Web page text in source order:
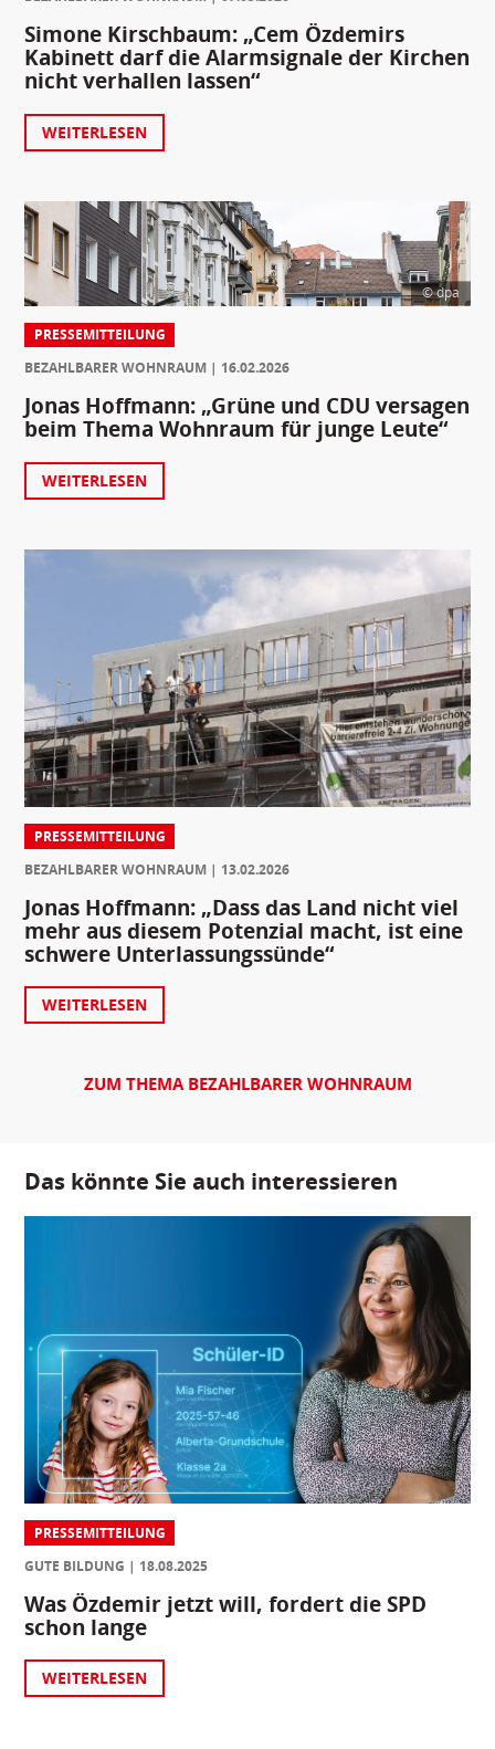
Simone Kirschbaum: „Cem Özdemirs
Kabinett darf die Alarmsignale der Kirchen
nicht verhallen lassen“
WEITERLESEN
© dpa
PRESSEMITTEILUNG
BEZAHLBARER WOHNRAUM
16.02.2026
Jonas Hoffmann: „Grüne und CDU versagen
beim Thema Wohnraum für junge Leute“
WEITERLESEN
PRESSEMITTEILUNG
BEZAHLBARER WOHNRAUM
13.02.2026
Jonas Hoffmann: „Dass das Land nicht viel
mehr aus diesem Potenzial macht, ist eine
schwere Unterlassungssünde“
WEITERLESEN
ZUM THEMA BEZAHLBARER WOHNRAUM
Das könnte Sie auch interessieren
PRESSEMITTEILUNG
GUTE BILDUNG
18.08.2025
Was Özdemir jetzt will, fordert die SPD
schon lange
WEITERLESEN